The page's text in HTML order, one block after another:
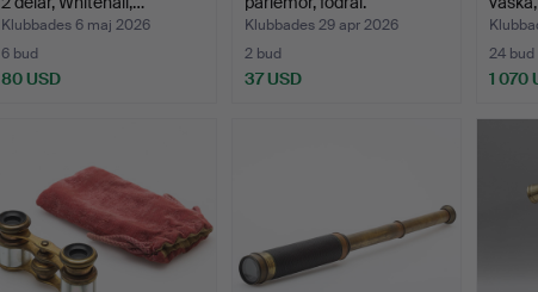
Klubbades 6 maj 2026
6 bud
80 USD
Klubbades 29 apr 2026
2 bud
37 USD
24 bud
1 070